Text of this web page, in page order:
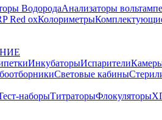
ВодородаАнализаторы
Red oxКолориметры
ИнкубаторыИспарители
Световые кабины
наборыТитраторыФлокуляторы